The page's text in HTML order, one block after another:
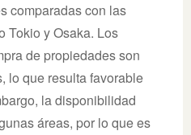
comparadas con las
Tokio y Osaka. Los
de propiedades son
lo que resulta favorable
la disponibilidad
áreas, por lo que es